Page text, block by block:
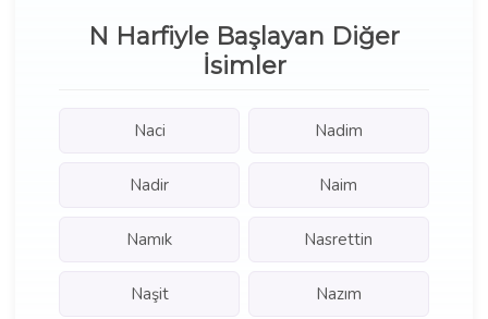
N Harfiyle Başlayan Diğer
İsimler
Naci Nadim
Nadir Naim
Namık Nasrettin
Naşit Nazım